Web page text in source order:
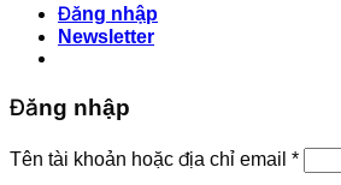
Đăng nhập
Newsletter
Đăng nhập
Tên tài khoản hoặc địa chỉ email *Bắt
buộc